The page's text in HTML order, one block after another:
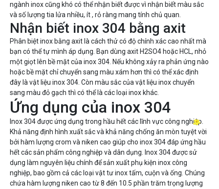
ngành inox cũng khó có thể nhận biết được vì nhận biết màu sắc
và số lượng tia lửa nhiều, ít , rỏ ràng mang tính chủ quan.
Nhận biết inox 304 bằng axit
Phân biệt inox bằng axit là cách thử có độ chính xác cao nhất mà
bạn có thể tự mình áp dụng. Bạn dùng axit H2SO4 hoặc HCL, nhỏ
một giọt lên bề mặt của inox 304. Nếu không xảy ra phản ứng nào
hoặc bề mặt chỉ chuyển sang màu xám hơn thì có thể xác định
đây là vật liệu inox 304. Còn màu sắc của vật liệu inox chuyển
sang màu đỏ gạch thì có thể là các loại inox khác.
Ứng dụng của inox 304
Inox 304 được ứng dụng trong hầu hết các lĩnh vực công nghiệp.
Khả năng định hình xuất sắc và khả năng chống ăn mòn tuyệt vời
bởi hàm lượng crom và niken cao giúp cho inox 304 đáp ứng hầu
hết các sản phẩm công nghiệp và dân dụng. Inox 304 được sử
dụng làm nguyên liệu chính để sản xuất phụ kiện inox công
nghiệp, bao gồm cả các loại vật tư inox tấm, cuộn và ống. Chúng
chứa hàm lượng niken cao từ 8 đến 10.5 phần trăm trọng lượng